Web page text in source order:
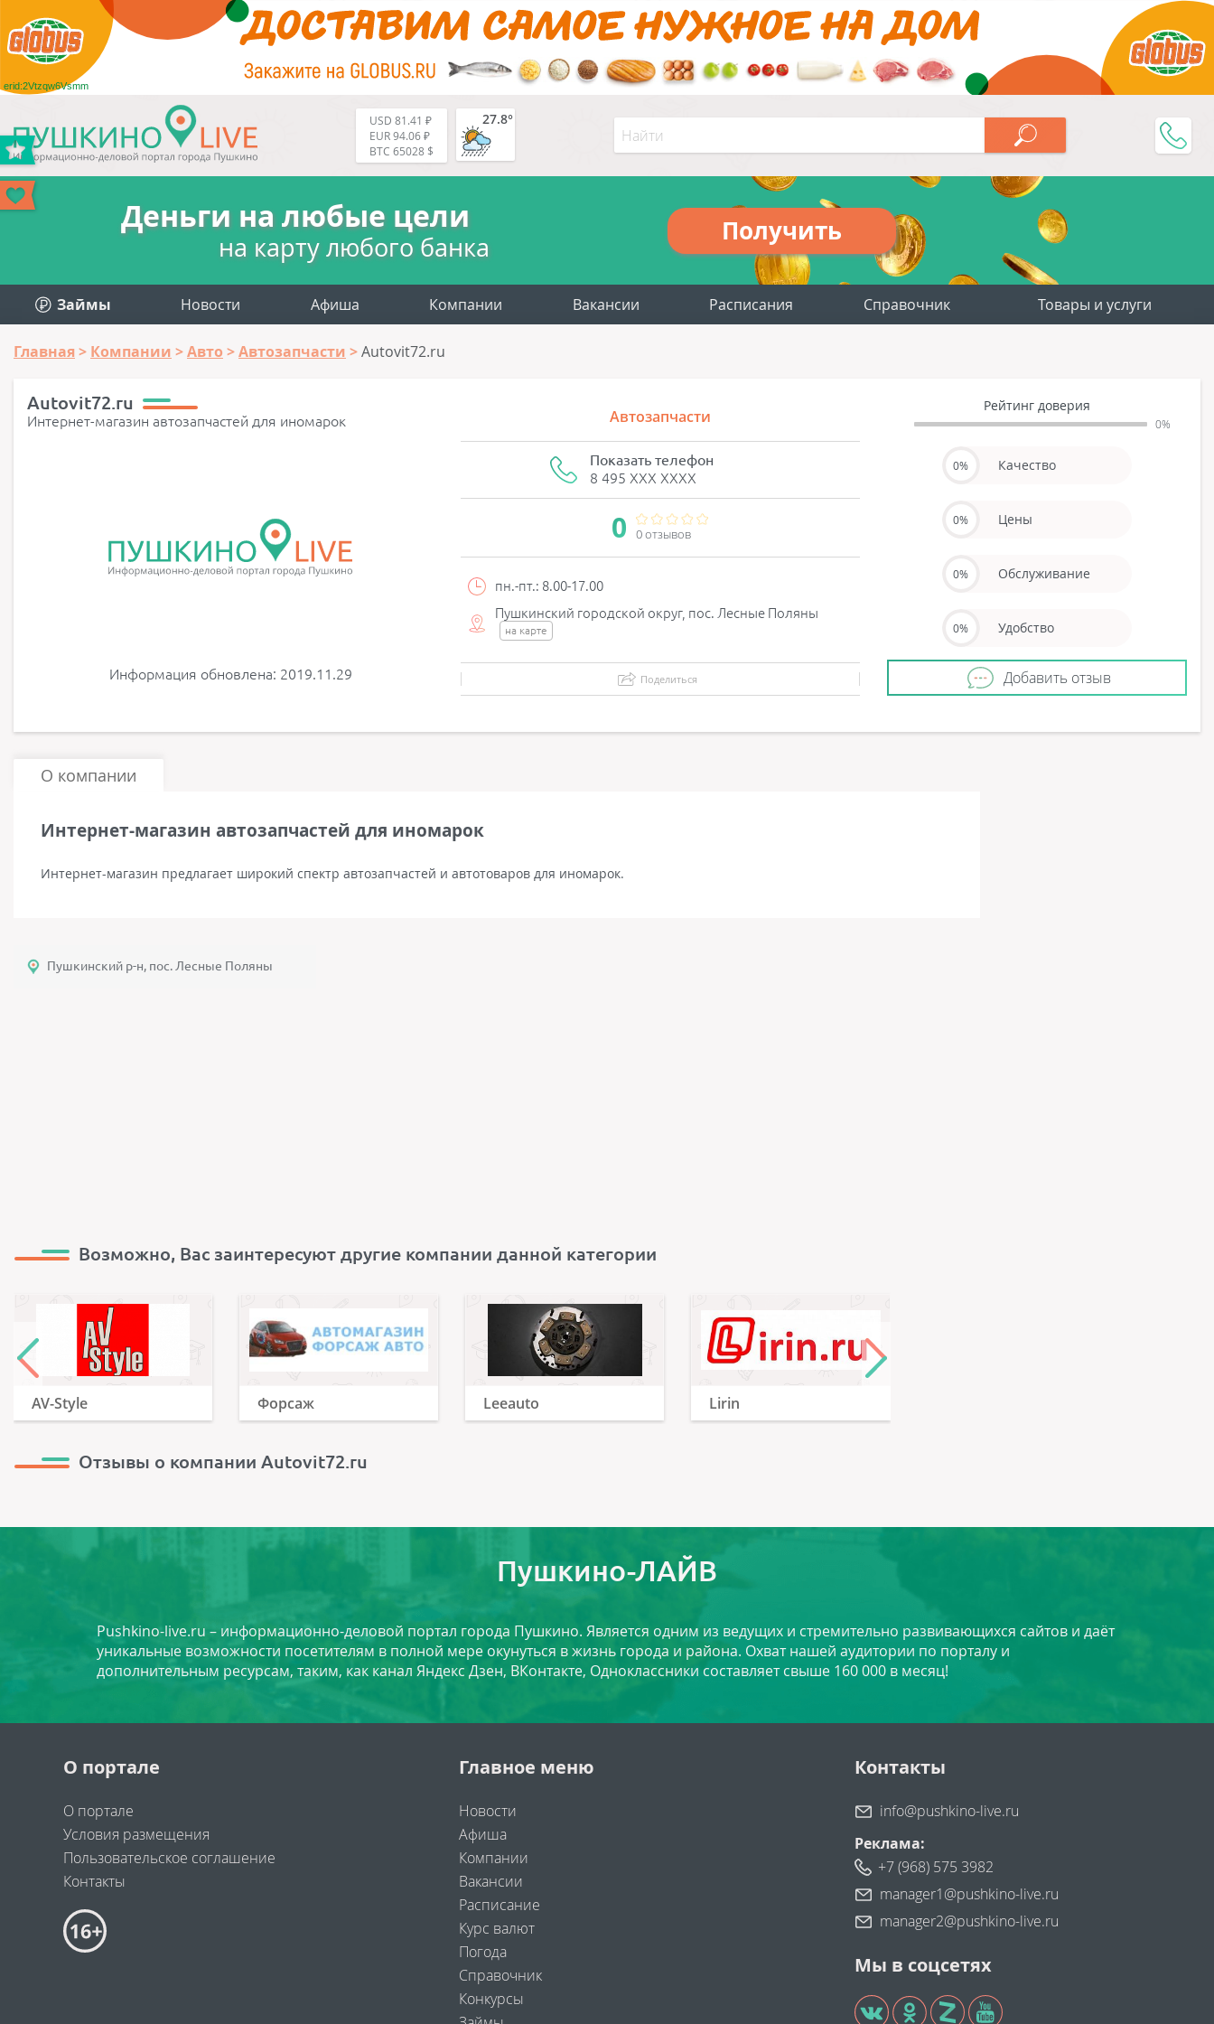
erid:2Vtzqw6Vsmm
USD 81.41 ₽
EUR 94.06 ₽
BTC 65028 $
27.8°
Деньги на любые цели
на карту любого банка
Получить
Займы Новости Афиша Компании Вакансии Расписания Справочник Товары и услуги
Главная Компании Авто Автозапчасти Autovit72.ru
Autovit72.ru
Интернет-магазин автозапчастей для иномарок
Информация обновлена: 2019.11.29
Автозапчасти
Показать телефон
8 495 XXX XXXX
0 0 отзывов
пн.-пт.: 8.00-17.00
Пушкинский городской округ, пос. Лесные Поляны
на карте
Поделиться
Рейтинг доверия
0%
0% Качество
0% Цены
0% Обслуживание
0% Удобство
Добавить отзыв
О компании
Интернет-магазин автозапчастей для иномарок
Интернет-магазин предлагает широкий спектр автозапчастей и автотоваров для иномарок.
Пушкинский р-н, пос. Лесные Поляны
Возможно, Вас заинтересуют другие компании данной категории
AV-Style Форсаж Leeauto Lirin
Отзывы о компании Autovit72.ru
Пушкино-ЛАЙВ
Pushkino-live.ru – информационно-деловой портал города Пушкино. Является одним из ведущих и стремительно развивающихся сайтов и даёт
уникальные возможности посетителям в полной мере окунуться в жизнь города и района. Охват нашей аудитории по порталу и
дополнительным ресурсам, таким, как канал Яндекс Дзен, ВКонтакте, Одноклассники составляет свыше 160 000 в месяц!
О портале
О портале
Условия размещения
Пользовательское соглашение
Контакты
Главное меню
Новости
Афиша
Компании
Вакансии
Расписание
Курс валют
Погода
Справочник
Конкурсы
Контакты
info@pushkino-live.ru
Реклама:
+7 (968) 575 3982
manager1@pushkino-live.ru
manager2@pushkino-live.ru
Мы в соцсетях